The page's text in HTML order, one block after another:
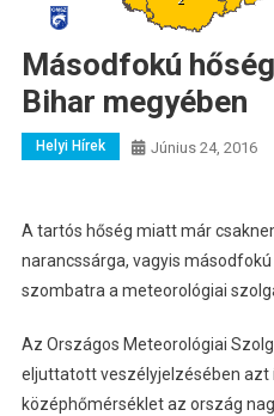
Másodfokú
Bihar megyében
Helyi Hírek Június 24, 2016
A tartós hőség miatt már
narancssárga, vagyis
szombatra a meteorológiai
Az Országos Meteorológiai
eljuttatott veszélyjelzésében azt
középhőmérséklet az ország